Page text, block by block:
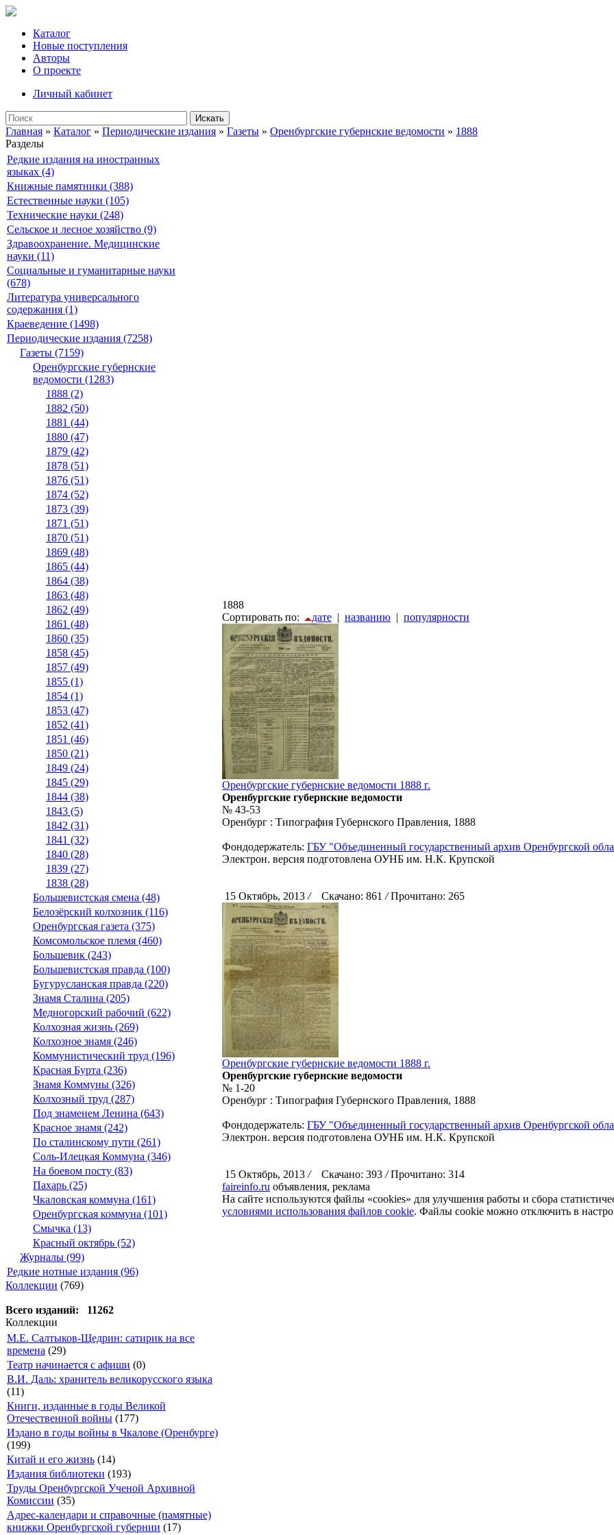
Каталог
Новые поступления
Авторы
О проекте
Личный кабинет
Искать
Главная » Каталог » Периодические издания » Газеты » Оренбургские губернские ведомости » 1888
Разделы
Редкие издания на иностранных
языках (4)
Книжные памятники (388)
Естественные науки (105)
Технические науки (248)
Сельское и лесное хозяйство (9)
Здравоохранение. Медицинские
науки (11)
Социальные и гуманитарные науки
(678)
Литература универсального
содержания (1)
Краеведение (1498)
Периодические издания (7258)
Газеты (7159)
Оренбургские губернские
ведомости (1283)
1888 (2)
1882 (50)
1881 (44)
1880 (47)
1879 (42)
1878 (51)
1876 (51)
1874 (52)
1873 (39)
1871 (51)
1870 (51)
1869 (48)
1865 (44)
1864 (38)
1863 (48)
1862 (49)
1861 (48)
1860 (35)
1858 (45)
1857 (49)
1855 (1)
1854 (1)
1853 (47)
1852 (41)
1851 (46)
1850 (21)
1849 (24)
1845 (29)
1844 (38)
1843 (5)
1842 (31)
1841 (32)
1840 (28)
1839 (27)
1838 (28)
Большевистская смена (48)
Белозёрский колхозник (116)
Оренбургская газета (375)
Комсомольское племя (460)
Большевик (243)
Большевистская правда (100)
Бугурусланская правда (220)
Знамя Сталина (205)
Медногорский рабочий (622)
Колхозная жизнь (269)
Колхозное знамя (246)
Коммунистический труд (196)
Красная Бурта (236)
Знамя Коммуны (326)
Колхозный труд (287)
Под знаменем Ленина (643)
Красное знамя (242)
По сталинскому пути (261)
Соль-Илецкая Коммуна (346)
На боевом посту (83)
Пахарь (25)
Чкаловская коммуна (161)
Оренбургская коммуна (101)
Смычка (13)
Красный октябрь (52)
Журналы (99)
Редкие нотные издания (96)
Коллекции (769)
Всего изданий: 11262
Коллекции
М.Е. Салтыков-Щедрин: сатирик на все
времена (29)
Театр начинается с афиши (0)
В.И. Даль: хранитель великорусского языка
(11)
Книги, изданные в годы Великой
Отечественной войны (177)
Издано в годы войны в Чкалове (Оренбурге)
(199)
Китай и его жизнь (14)
Издания библиотеки (193)
Труды Оренбургской Ученой Архивной
Комиссии (35)
Адрес-календари и справочные (памятные)
книжки Оренбургской губернии (17)
1888
Сортировать по:
дате | названию | популярности
Оренбургские губернские ведомости 1888 г.
Оренбургские губернские ведомости
№ 43-53
Оренбург : Типография Губернского Правления, 1888
Фондодержатель: ГБУ "Объединенный государственный архив Оренбургской
Электрон. версия подготовлена ОУНБ им. Н.К. Крупской
15 Октябрь, 2013 /Скачано: 861 /Прочитано: 265
Оренбургские губернские ведомости 1888 г.
Оренбургские губернские ведомости
№ 1-20
Оренбург : Типография Губернского Правления, 1888
Фондодержатель: ГБУ "Объединенный государственный архив Оренбургской
Электрон. версия подготовлена ОУНБ им. Н.К. Крупской
15 Октябрь, 2013/Скачано: 393/Прочитано: 314
faireinfo.ru объявления, реклама
На сайте используются файлы «cookies» для улучшения работы и сбора
условиями использования файлов cookie. Файлы cookie можно отключить в